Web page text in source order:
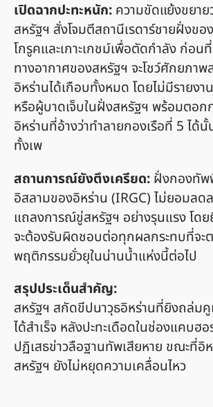
เปิดฉากปะทะหนัก: ความขัดแย้งขยาย
สหรัฐฯ สั่งโจมตีสถานีเรดาร์ชายฝั่งขอ
โกรูคและเกาะเกชม์เพื่อตัดกำลัง ก่อ
ทางอากาศของสหรัฐฯ จะโชว์ศักยภา
อิหร่านได้เกือบทั้งหมด โดยไม่มีรายงา
หรือผู้บาดเจ็บในฝั่งสหรัฐฯ พร้อมตอ
อิหร่านที่อ้างว่าทำลายกองเรือที่ 5 ได้นั้
ทั้งเพ
สถานการณ์ยังตึงเครียด: ฝั่งกองทั
อิสลามของอิหร่าน (IRGC) ไม่ยอมลด
แถลงการณ์ขู่สหรัฐฯ อย่างรุนแรง โด
จะต้องรับผิดชอบต่อทุกผลกระทบที่จะ
พฤติกรรมยั่วยุในน่านน้ำแห่งนี้ต่อไป
สรุปประเด็นสำคัญ:
สหรัฐฯ สกัดขีปนาวุธอิหร่านที่ยิงถล่มคู
ได้สำเร็จ หลังปะทะเดือดในช่องแคบฮ
ปฏิเสธข่าวลือฐานทัพเสียหาย ขณะที่อิ
สหรัฐฯ ยังไม่หยุดความเคลื่อนไหว